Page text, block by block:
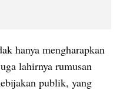
hanya mengharapkan
lahirnya rumusan
publik, yang